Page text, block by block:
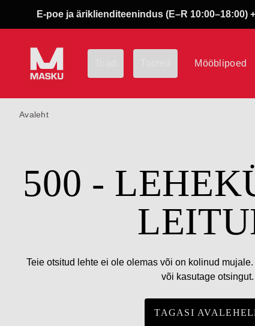
E-poe ja äriklienditeenindus (E–R
Mööblipoed
Avaleht
500 -
Teie otsitud lehte ei ole olemas või on kolinud
või kasutage otsingut.
TAGASI